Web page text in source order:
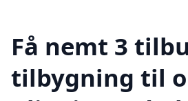
Få nemt 3
tilbygning til